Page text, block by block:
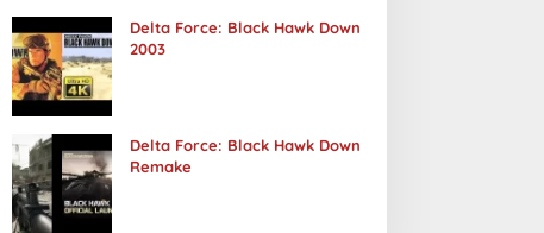
Delta Force: Black Hawk Down
2003
Delta Force: Black Hawk Down
Remake